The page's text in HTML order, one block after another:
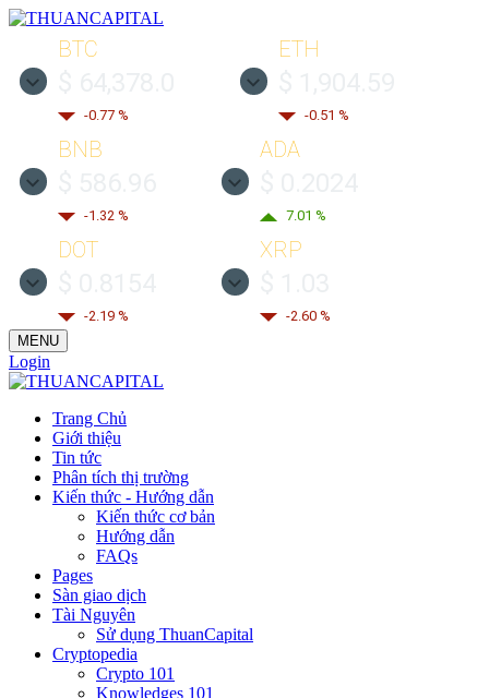
BTC
-0.77 %
ETH
-0.51 %
BNB
-1.32 %
ADA
7.01 %
DOT
-2.19 %
XRP
-2.60 %
MENU
Login
Trang Chủ
Giới thiệu
Tin tức
Phân tích thị trường
Kiến thức - Hướng dẫn
Kiến thức cơ bản
Hướng dẫn
FAQs
Pages
Sàn giao dịch
Tài Nguyên
Sử dụng ThuanCapital
Cryptopedia
Crypto 101
Knowledges 101